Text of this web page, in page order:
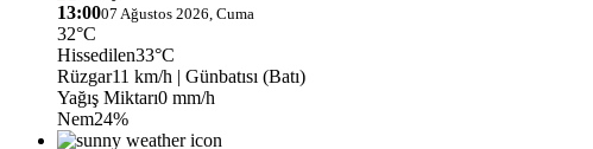
13:0007 Ağustos 2026, Cuma
32°C
Hissedilen33°C
Rüzgar11 km/h | Günbatısı (Batı)
Yağış Miktarı0 mm/h
Nem24%